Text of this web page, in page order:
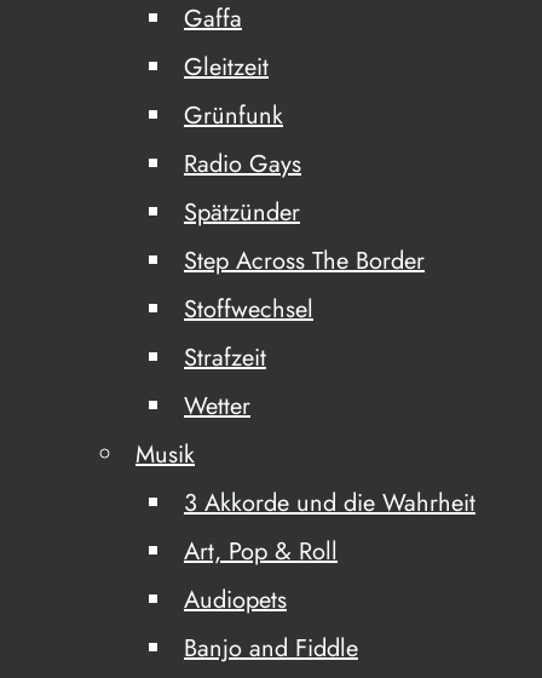
Gaffa
Gleitzeit
Grünfunk
Radio Gays
Spätzünder
Step Across The Border
Stoffwechsel
Strafzeit
Wetter
Musik
3 Akkorde und die Wahrheit
Art, Pop & Roll
Audiopets
Banjo and Fiddle